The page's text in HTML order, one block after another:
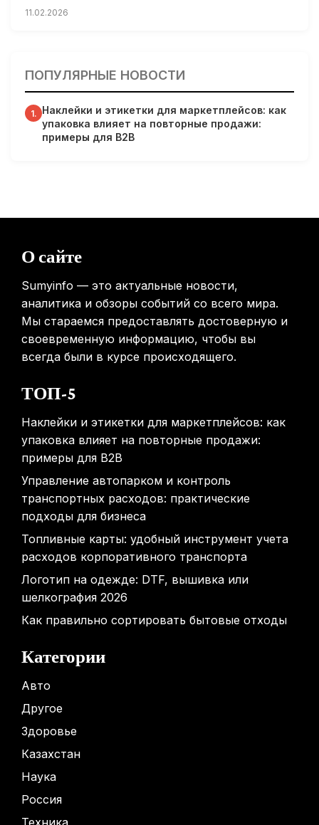
11.02.2026
31.01.2026
Гарвардские ученые обнаружили сеть лимфатических
сосудов в мозге человека и мышей
31.01.2026
выявления рисков раннего старения
ПОПУЛЯРНЫЕ НОВОСТИ
1. Наклейки и этикетки для маркетплейсов: как
упаковка влияет на повторные продажи:
примеры для B2B
О сайте
Sumyinfo — это актуальные новости,
аналитика и обзоры событий со всего мира.
Мы стараемся предоставлять достоверную и
своевременную информацию, чтобы вы
всегда были в курсе происходящего.
ТОП-5
Наклейки и этикетки для маркетплейсов: как
упаковка влияет на повторные продажи:
примеры для B2B
Управление автопарком и контроль
транспортных расходов: практические
подходы для бизнеса
Топливные карты: удобный инструмент учета
расходов корпоративного транспорта
Логотип на одежде: DTF, вышивка или
шелкография 2026
Как правильно сортировать бытовые отходы
Категории
Авто
Другое
Здоровье
Казахстан
Наука
Россия
Техника